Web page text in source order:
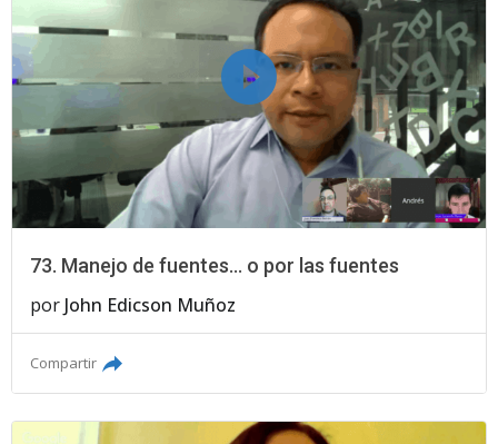
73. Manejo de fuentes... o por las fuentes
por John Edicson Muñoz
Compartir